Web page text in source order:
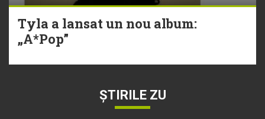
Tyla a lansat un nou album:
„A*Pop”
ȘTIRILE ZU